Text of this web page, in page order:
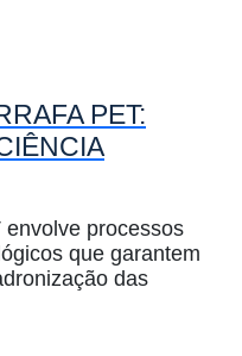
PET:
processos
que garantem
das